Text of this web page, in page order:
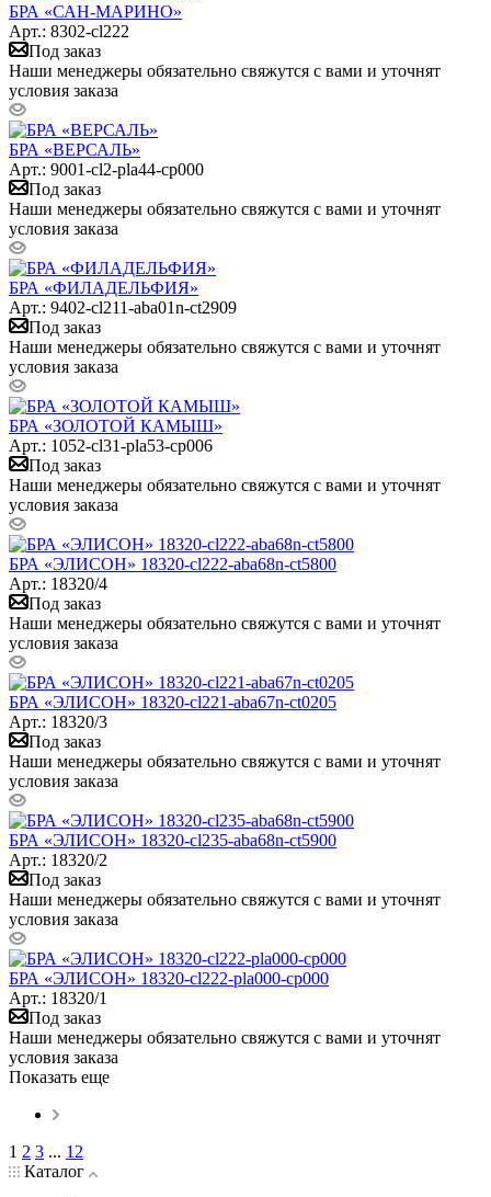
БРА «САН-МАРИНО»
Арт.: 8302-cl222
Под заказ
Наши менеджеры обязательно свяжутся с вами и уточнят
условия заказа
БРА «ВЕРСАЛЬ»
Арт.: 9001-cl2-pla44-cp000
Под заказ
Наши менеджеры обязательно свяжутся с вами и уточнят
условия заказа
БРА «ФИЛАДЕЛЬФИЯ»
Арт.: 9402-cl211-aba01n-ct2909
Под заказ
Наши менеджеры обязательно свяжутся с вами и уточнят
условия заказа
БРА «ЗОЛОТОЙ КАМЫШ»
Арт.: 1052-cl31-pla53-cp006
Под заказ
Наши менеджеры обязательно свяжутся с вами и уточнят
условия заказа
БРА «ЭЛИСОН» 18320-cl222-aba68n-ct5800
Арт.: 18320/4
Под заказ
Наши менеджеры обязательно свяжутся с вами и уточнят
условия заказа
БРА «ЭЛИСОН» 18320-cl221-aba67n-ct0205
Арт.: 18320/3
Под заказ
Наши менеджеры обязательно свяжутся с вами и уточнят
условия заказа
БРА «ЭЛИСОН» 18320-cl235-aba68n-ct5900
Арт.: 18320/2
Под заказ
Наши менеджеры обязательно свяжутся с вами и уточнят
условия заказа
БРА «ЭЛИСОН» 18320-cl222-pla000-cp000
Арт.: 18320/1
Под заказ
Наши менеджеры обязательно свяжутся с вами и уточнят
условия заказа
Показать еще
1 2 3 ... 12
Каталог